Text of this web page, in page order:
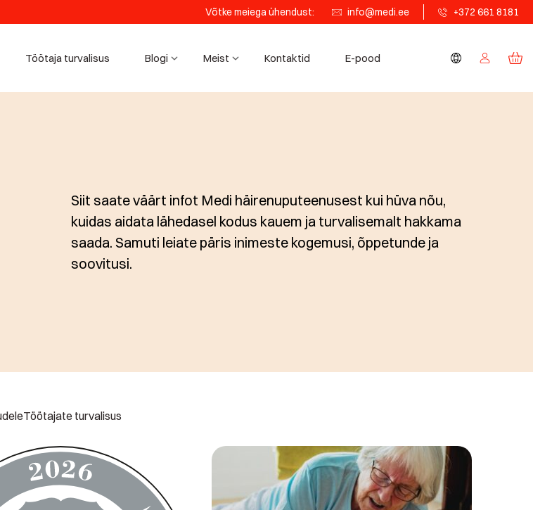
Võtke meiega ühendust: info@medi.ee +372 661 8181
Töötaja turvalisus Blogi Meist Kontaktid E-pood
Siit saate väärt infot Medi häirenuputeenusest kui hüva nõu,
kuidas aidata lähedasel kodus kauem ja turvalisemalt hakkama
saada. Samuti leiate päris inimeste kogemusi, õppetunde ja
soovitusi.
Töötajate turvalisus